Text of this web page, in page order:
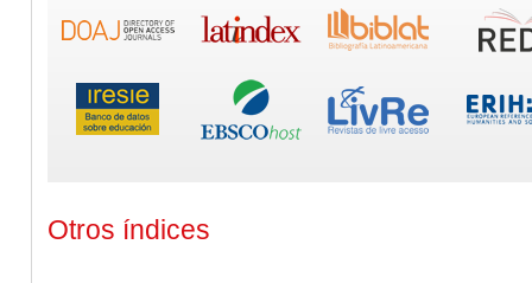
Otros índices